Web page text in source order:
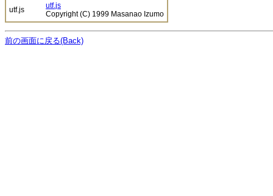
utf.js
utf.js
Copyright (C) 1999 Masanao Izumo
前の画面に戻る(Back)